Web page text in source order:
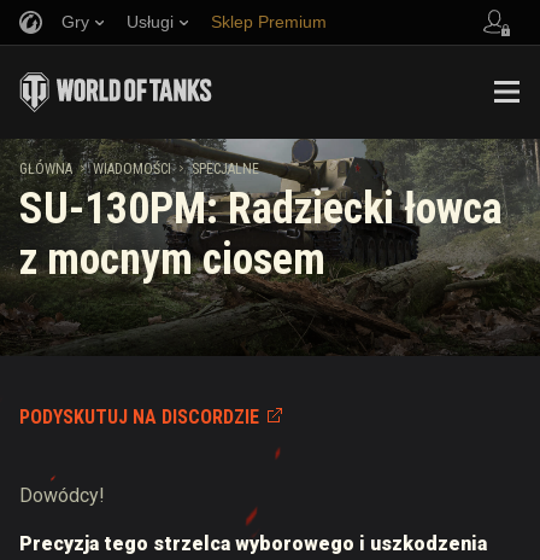
Gry Usługi Sklep Premium
Muzyka
Zasady fair play
Wargaming.net Game Center
Przewodnik po Twitch Drops
Zwerbuj znajomego
Discord
Centrum modów
Media
GŁÓWNA WIADOMOŚCI SPECJALNE
SU-130PM: Radziecki łowca
z mocnym ciosem
PODYSKUTUJ NA DISCORDZIE
Dowódcy!
Precyzja tego strzelca wyborowego i uszkodzenia